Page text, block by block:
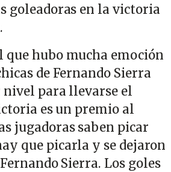
goleadoras en la victoria
que hubo mucha emoción
de Fernando Sierra
nivel para llevarse el
es un premio al
jugadoras saben picar
que picarla y se dejaron
Sierra. Los goles